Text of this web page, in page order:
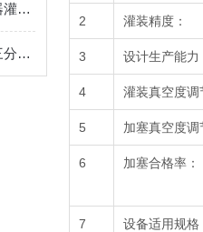
从基本开始认识预灌封注射器灌装机
关于预充针注射器灌装机，三分钟您就懂
2 灌装精度：
3 设计生产能力
4 灌装真空度调
5 加塞真空度调
6 加塞合格率：
7 设备适用规格